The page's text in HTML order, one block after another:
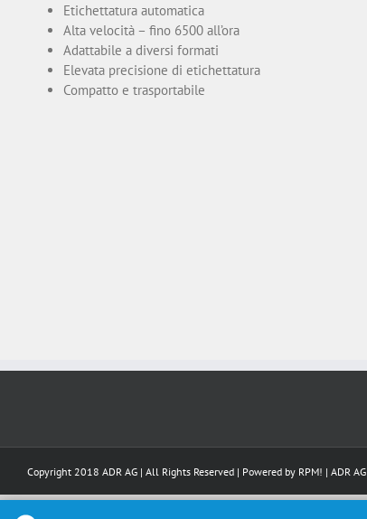
Etichettatura automatica
Alta velocità – fino 6500 all’ora
Adattabile a diversi formati
Elevata precisione di etichettatura
Compatto e trasportabile
Copyright 2018 ADR AG | All Rights Reserved | Powered by RPM! | ADR AG